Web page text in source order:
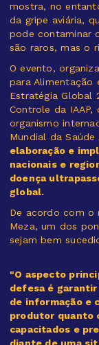
mostra, no
da gripe aviária,
pode contaminar
são raros, mas o
O evento,
para Alimentação
Estratégia Global
Controle da
organismo
Mundial da Saúde
elaboração e
nacionais e
doença
global.
De acordo com o
Meza, um dos
sejam bem
"O aspecto
defesa é
de informação e
produtor quanto
capacitados e